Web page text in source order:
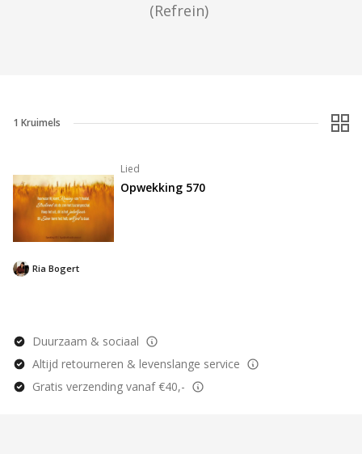
(Refrein)
1 Kruimels
Lied
Opwekking 570
Ria Bogert
Duurzaam & sociaal
Altijd retourneren & levenslange service
Gratis verzending vanaf €40,-